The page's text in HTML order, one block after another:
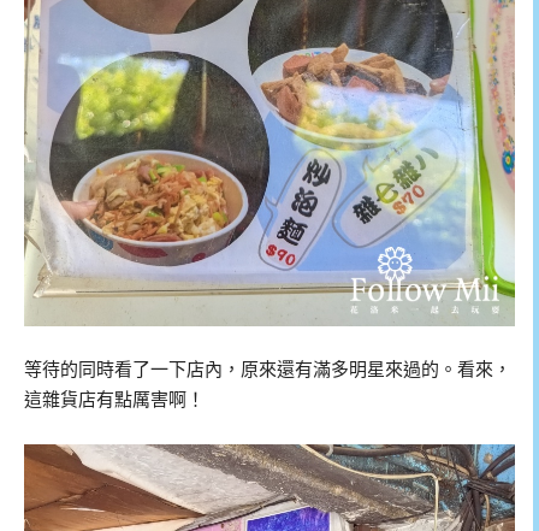
等待的同時看了一下店內，原來還有滿多明星來過的。看來，
這雜貨店有點厲害啊！